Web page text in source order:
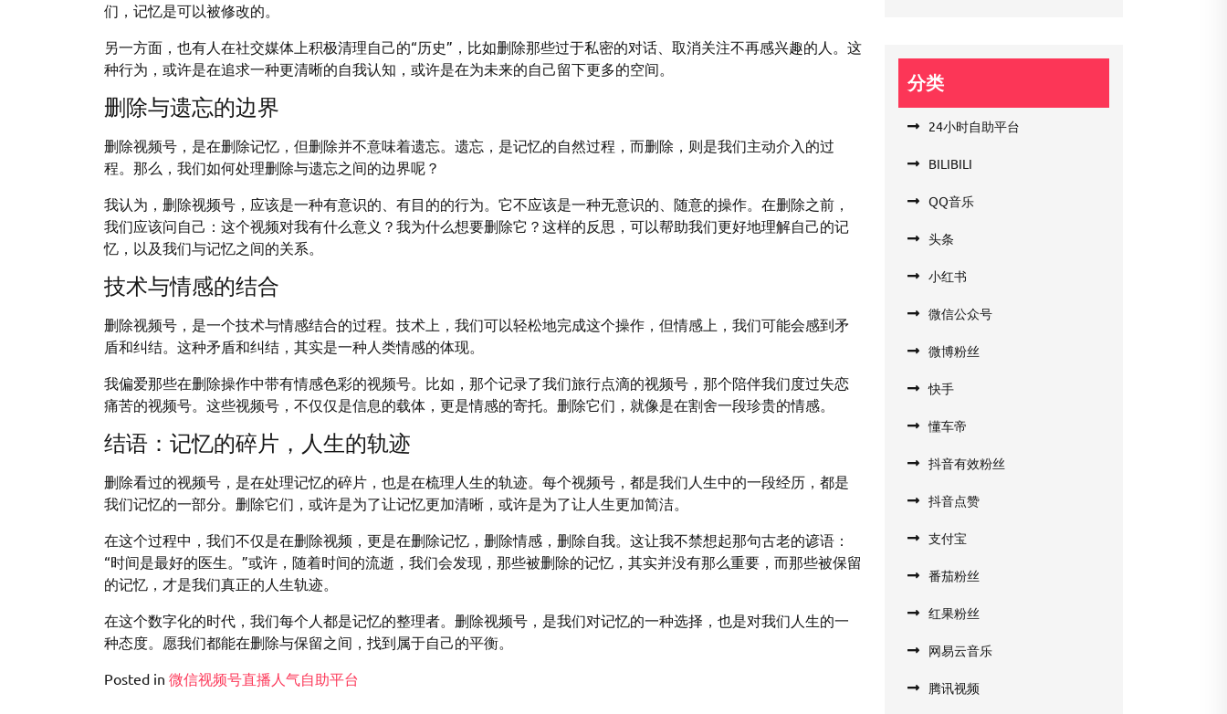
们，记忆是可以被修改的。
另一方面，也有人在社交媒体上积极清理自己的“历史”，比如删除那些过于私密的对话、取消关注不再感兴趣的人。这
种行为，或许是在追求一种更清晰的自我认知，或许是在为未来的自己留下更多的空间。
删除与遗忘的边界
删除视频号，是在删除记忆，但删除并不意味着遗忘。遗忘，是记忆的自然过程，而删除，则是我们主动介入的过
程。那么，我们如何处理删除与遗忘之间的边界呢？
我认为，删除视频号，应该是一种有意识的、有目的的行为。它不应该是一种无意识的、随意的操作。在删除之前，
我们应该问自己：这个视频对我有什么意义？我为什么想要删除它？这样的反思，可以帮助我们更好地理解自己的记
忆，以及我们与记忆之间的关系。
技术与情感的结合
删除视频号，是一个技术与情感结合的过程。技术上，我们可以轻松地完成这个操作，但情感上，我们可能会感到矛
盾和纠结。这种矛盾和纠结，其实是一种人类情感的体现。
我偏爱那些在删除操作中带有情感色彩的视频号。比如，那个记录了我们旅行点滴的视频号，那个陪伴我们度过失恋
痛苦的视频号。这些视频号，不仅仅是信息的载体，更是情感的寄托。删除它们，就像是在割舍一段珍贵的情感。
结语：记忆的碎片，人生的轨迹
删除看过的视频号，是在处理记忆的碎片，也是在梳理人生的轨迹。每个视频号，都是我们人生中的一段经历，都是
我们记忆的一部分。删除它们，或许是为了让记忆更加清晰，或许是为了让人生更加简洁。
在这个过程中，我们不仅是在删除视频，更是在删除记忆，删除情感，删除自我。这让我不禁想起那句古老的谚语：
“时间是最好的医生。”或许，随着时间的流逝，我们会发现，那些被删除的记忆，其实并没有那么重要，而那些被保留
的记忆，才是我们真正的人生轨迹。
在这个数字化的时代，我们每个人都是记忆的整理者。删除视频号，是我们对记忆的一种选择，也是对我们人生的一
种态度。愿我们都能在删除与保留之间，找到属于自己的平衡。
Posted in 微信视频号直播人气自助平台
分类
24小时自助平台
BILIBILI
QQ音乐
头条
小红书
微信公众号
微博粉丝
快手
懂车帝
抖音有效粉丝
抖音点赞
支付宝
番茄粉丝
红果粉丝
网易云音乐
腾讯视频